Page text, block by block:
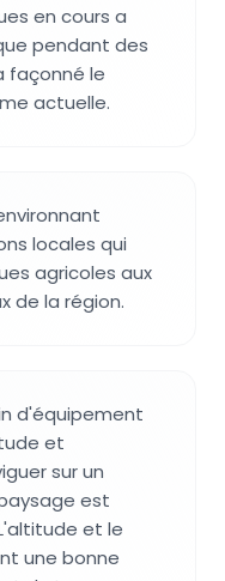
en cours a
pendant des
façonné le
actuelle.
locales qui
agricoles aux
de la région.
d'équipement
et
sur un
est
et le
une bonne